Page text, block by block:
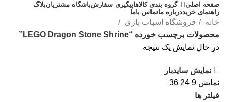
صفحه اصلی گروه بندی کالاهاپیگیری سفارشباشگاه مشتریانبلاگ
راهنمای خریددرباره ماتماس باما
خانه
فروشگاه اسباب بازی
محصولات برچسب خورده “LEGO Dragon Stone Shrine”
در حال نمایش یک نتیجه
نمایش سایدبار
نمایش 9
24
36
فیلتر ها